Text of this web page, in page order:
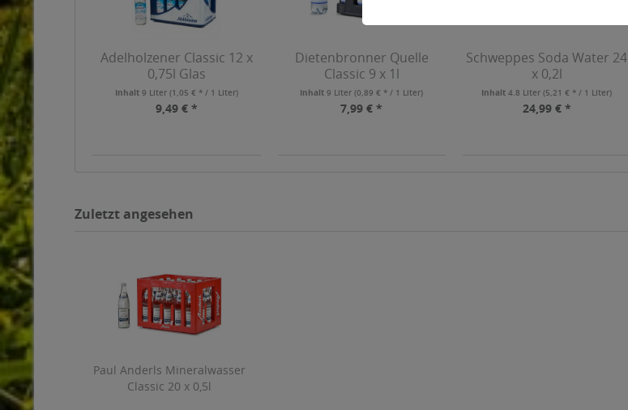
Adelholzener Classic 12 x
0,75l Glas
Inhalt 9 Liter (1,05 € * / 1 Liter)
9,49 € *
Dietenbronner Quelle
Classic 9 x 1l
Inhalt9 Liter(0,89 € * / 1 Liter)
7,99 € *
Schweppes Soda Water 24
x 0,2l
Inhalt4.8 Liter(5,21 € * / 1 Liter)
24,99 € *
Zuletzt angesehen
Paul Anderls Mineralwasser
Classic 20 x 0,5l